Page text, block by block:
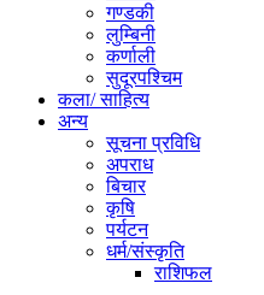
गण्डकी
लुम्बिनी
कर्णाली
सुदूरपश्चिम
कला/ साहित्य
अन्य
सूचना प्रविधि
अपराध
बिचार
कृषि
पर्यटन
धर्म/संस्कृति
राशिफल